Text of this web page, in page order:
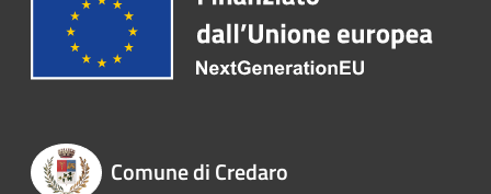
Comune di Credaro